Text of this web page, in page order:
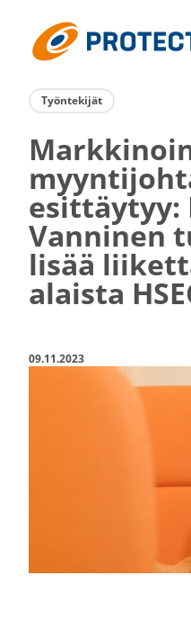
suoraan
sisältöön
Protect
Työnte­kijät
esittäytyy:
Vanninen
lisää
alaista
09.11.2023